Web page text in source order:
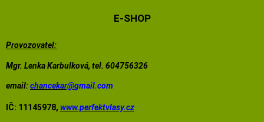
E-SHOP
Provozovatel:
Mgr. Lenka Karbulková, tel. 604756326
email:chancekar@gmail.com
IČ: 11145978, www.perfektvlasy.cz